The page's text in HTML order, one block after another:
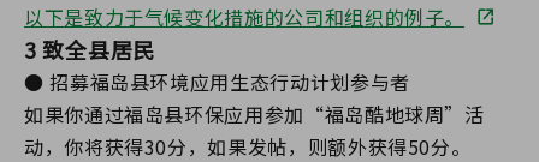
以下是致力于气候变化措施的公司和组织的例子。
3 致全县居民
● 招募福岛县环境应用生态行动计划参与者
如果你通过福岛县环保应用参加“福岛酷地球周”活
动，你将获得30分，如果发帖，则额外获得50分。